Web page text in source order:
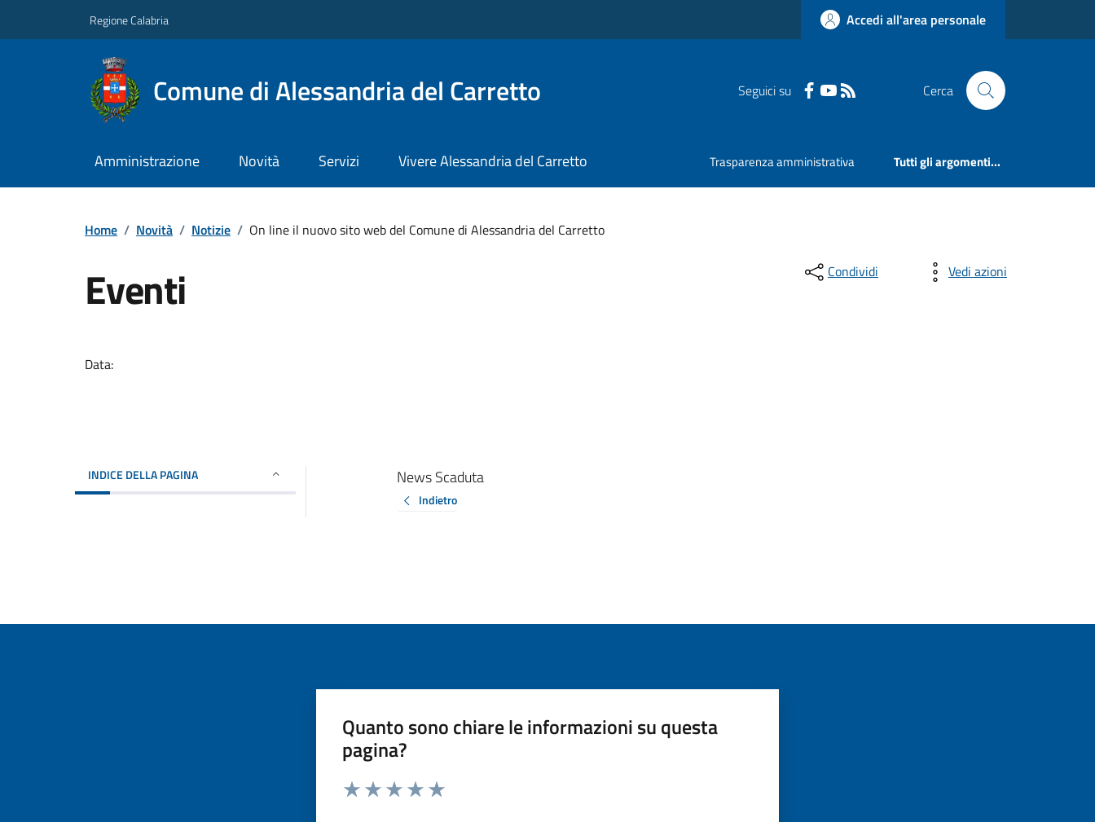
Regione Calabria Accedi all'area personale
Comune di Alessandria del Carretto Seguici su Cerca
Amministrazione Novità Servizi Vivere Alessandria del Carretto Trasparenza amministrativa Tutti gli argomenti...
Home / Novità / Notizie / On line il nuovo sito web del Comune di Alessandria del Carretto
Eventi
Data:
Condividi Vedi azioni
INDICE DELLA PAGINA News Scaduta
Indietro
Quanto sono chiare le informazioni su questa
pagina?
Valuta da 1 a 5 stelle la pagina